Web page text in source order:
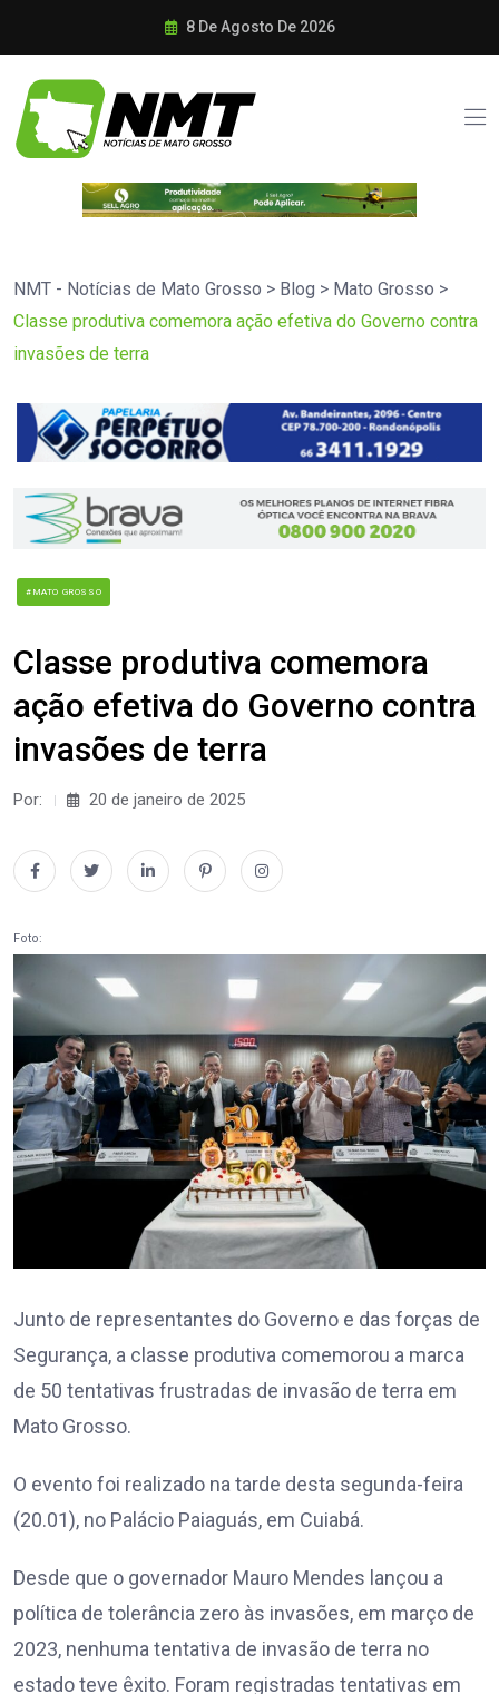
8 De Agosto De 2026
NMT - Notícias de Mato Grosso > Blog > Mato Grosso >
Classe produtiva comemora ação efetiva do Governo contra
invasões de terra
#MATO GROSSO
Classe produtiva comemora
ação efetiva do Governo contra
invasões de terra
Por: 20 de janeiro de 2025
Foto:
Junto de representantes do Governo e das forças de
Segurança, a classe produtiva comemorou a marca
de 50 tentativas frustradas de invasão de terra em
Mato Grosso.
O evento foi realizado na tarde desta segunda-feira
(20.01), no Palácio Paiaguás, em Cuiabá.
Desde que o governador Mauro Mendes lançou a
política de tolerância zero às invasões, em março de
2023, nenhuma tentativa de invasão de terra no
estado teve êxito. Foram registradas tentativas em